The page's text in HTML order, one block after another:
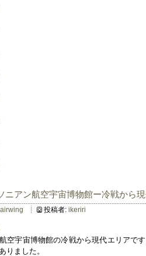
ニアン航空宇宙博物館ー冷戦から
airwing 投稿者: ikeriri
空宇宙博物館の冷戦から現代エリアで
りました。